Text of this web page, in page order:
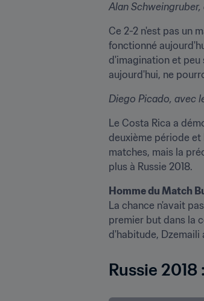
Alan Schweingruber,
Ce 2-2 n'est pas un
fonctionné
d'imagination et peu
aujourd'hui, ne
Diego Picado, avec
Le Costa Rica a
deuxième période
matches, mais la
plus à Russie 2018.
Homme du Match
La chance n'avait
premier but dans la
d'habitude, Dzemaili
Russie